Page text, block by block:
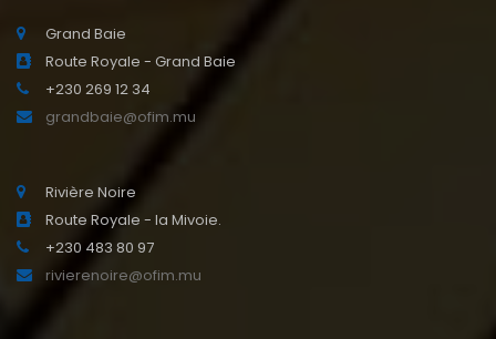
Grand Baie
Route Royale - Grand Baie
+230 269 12 34
grandbaie@ofim.mu
Rivière Noire
Route Royale - la Mivoie.
+230 483 80 97
rivierenoire@ofim.mu